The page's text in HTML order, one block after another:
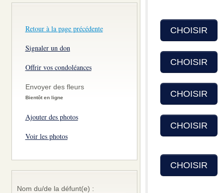
Retour à la page précédente
Signaler un don
Offrir vos condoléances
Envoyer des fleurs
Bientôt en ligne
Ajouter des photos
Voir les photos
Nom du/de la défunt(e) :
CHOISIR
CHOISIR
CHOISIR
CHOISIR
CHOISIR